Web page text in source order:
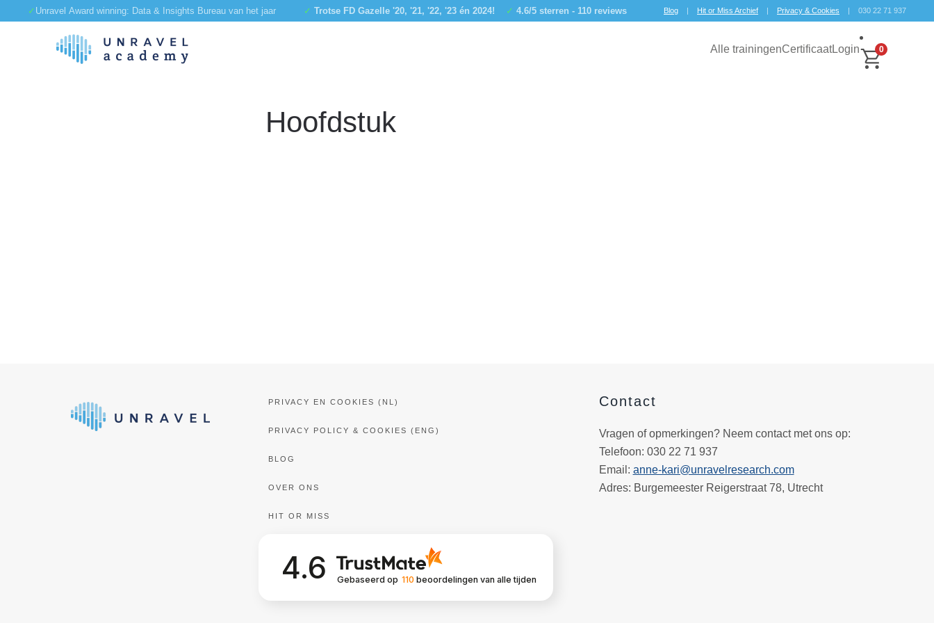
Skip to main content
✓ Unravel Award winning: Data & Insights Bureau van het jaar ✓ Trotse FD Gazelle '20, '21, '22, '23 én 2024! ✓ 4.6/5 sterren - 110 reviews Blog | Hit or Miss Archief | Privacy & Cookies | 030 22 71 937
Alle trainingenCertificaatLogin 0
Hoofdstuk
PRIVACY EN COOKIES (NL)
PRIVACY POLICY & COOKIES (ENG)
BLOG
OVER ONS
HIT OR MISS
4.6 Gebaseerd op 110 beoordelingen van alle tijden
Contact
Vragen of opmerkingen? Neem contact met ons op:
Telefoon: 030 22 71 937
Email : anne-kari@unravelresearch.com
Adres: Burgemeester Reigerstraat 78, Utrecht